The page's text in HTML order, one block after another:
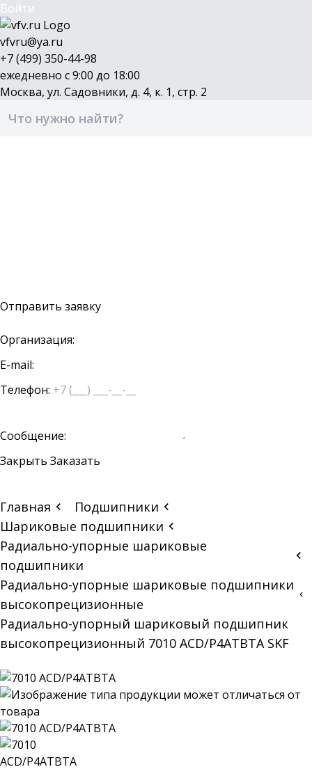
Войти
vfvru@ya.ru
+7 (499) 350-44-98
ежедневно с 9:00 до 18:00
Москва, ул. Садовники, д. 4, к. 1, стр. 2
Отправить заявку
Организация:
E-mail:
Телефон:
Сообщение:
Закрыть Заказать
Главная
Подшипники
Шариковые подшипники
Радиально-упорные шариковые
подшипники
Радиально-упорные шариковые подшипники
высокопрецизионные
Радиально-упорный шариковый подшипник
высокопрецизионный 7010 ACD/P4ATBTA SKF